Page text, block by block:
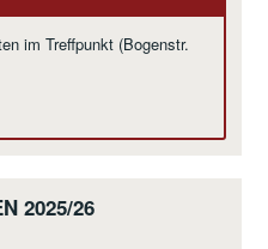
im Treffpunkt (Bogenstr.
2025/26